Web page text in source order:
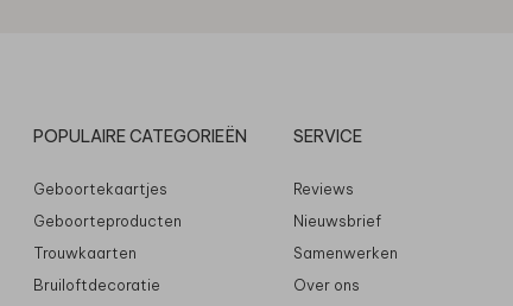
POPULAIRE CATEGORIEËN
Geboortekaartjes
Geboorteproducten
Trouwkaarten
Bruiloftdecoratie
SERVICE
Reviews
Nieuwsbrief
Samenwerken
Over ons